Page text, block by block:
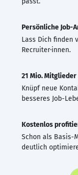
Persönliche Job-
Lass Dich finden
Recruiter·innen.
21 Mio. Mitglieder
Knüpf neue
besseres Job-
Kostenlos
Schon als Basis-
deutlich